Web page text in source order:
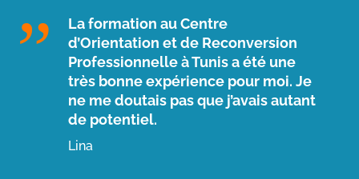
La formation au Centre
d’Orientation et de Reconversion
Professionnelle à Tunis a été une
très bonne expérience pour moi. Je
ne me doutais pas que j’avais autant
de potentiel.
Lina